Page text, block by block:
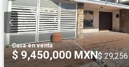
Casa·en venta
$ 9,450,000 MXN$